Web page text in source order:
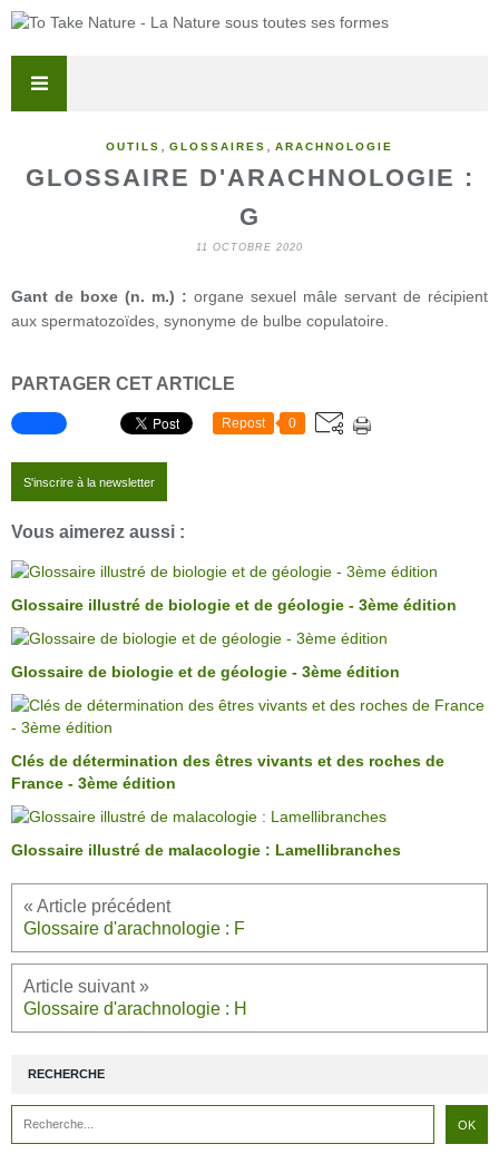
OUTILS GLOSSAIRES ARACHNOLOGIE
GLOSSAIRE D'ARACHNOLOGIE :
G
11 OCTOBRE 2020
Gant de boxe (n. m.) : organe sexuel mâle servant de récipient
aux spermatozoïdes, synonyme de bulbe copulatoire.
PARTAGER CET ARTICLE
Repost 0
S'inscrire à la newsletter
Vous aimerez aussi :
Glossaire illustré de biologie et de géologie - 3ème édition
Glossaire de biologie et de géologie - 3ème édition
Clés de détermination des êtres vivants et des roches de
France - 3ème édition
Glossaire illustré de malacologie : Lamellibranches
Glossaire d'arachnologie : F
Glossaire d'arachnologie : H
RECHERCHE